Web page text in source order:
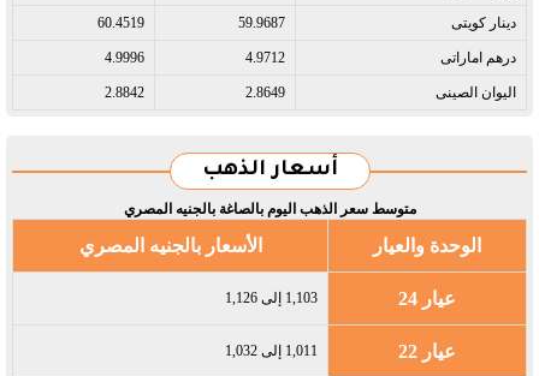
دينار كويتى​ 59.9687
60.4519
درهم اماراتى​ 4.9712
4.9996
اليوان الصينى​ 2.8649
2.8842
أسعار الذهب
متوسط سعر الذهب اليوم بالصاغة بالجنيه المصري
الوحدة والعيار الأسعار بالجنيه المصري
عيار 24 1,103 إلى 1,126
عيار 22 1,011 إلى 1,032